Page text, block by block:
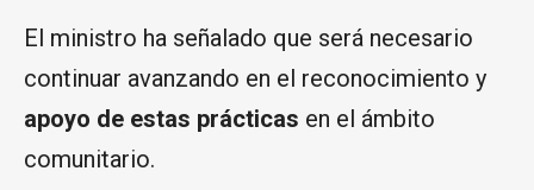
El ministro ha señalado que será necesario
continuar avanzando en el reconocimiento y
apoyo de estas prácticas en el ámbito
comunitario.